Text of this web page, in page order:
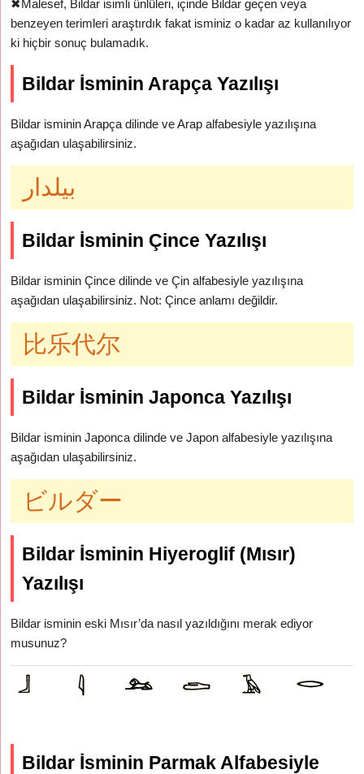
✖ Malesef, Bildar isimli ünlüleri, içinde Bildar geçen veya
benzeyen terimleri araştırdık fakat isminiz o kadar az kullanılıyor
ki hiçbir sonuç bulamadık.
Bildar İsminin Arapça Yazılışı
Bildar isminin Arapça dilinde ve Arap alfabesiyle yazılışına
aşağıdan ulaşabilirsiniz.
بيلدار
Bildar İsminin Çince Yazılışı
Bildar isminin Çince dilinde ve Çin alfabesiyle yazılışına
aşağıdan ulaşabilirsiniz. Not: Çince anlamı değildir.
比乐代尔
Bildar İsminin Japonca Yazılışı
Bildar isminin Japonca dilinde ve Japon alfabesiyle yazılışına
aşağıdan ulaşabilirsiniz.
ビルダー
Bildar İsminin Hiyeroglif (Mısır)
Yazılışı
Bildar isminin eski Mısır’da nasıl yazıldığını merak ediyor
musunuz?
Bildar İsminin Parmak Alfabesiyle